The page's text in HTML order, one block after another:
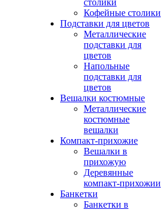
столики
Кофейные столики
Подставки для цветов
Металлические
подставки для
цветов
Напольные
подставки для
цветов
Вешалки костюмные
Металлические
костюмные
вешалки
Компакт-прихожие
Вешалки в
прихожую
Деревянные
компакт-прихожии
Банкетки
Банкетки в